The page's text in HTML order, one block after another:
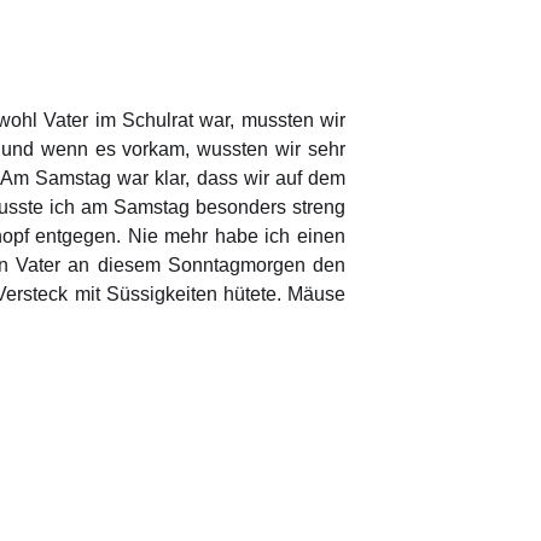
Vater im Schulrat war, mussten wir
wenn es vorkam, wussten wir sehr
Samstag war klar, dass wir auf dem
ich am Samstag besonders streng
entgegen. Nie mehr habe ich einen
Vater an diesem Sonntagmorgen den
mit Süssigkeiten hütete. Mäuse